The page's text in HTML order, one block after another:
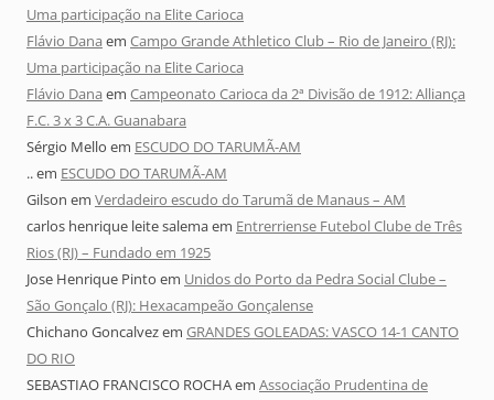
Uma participação na Elite Carioca
Flávio Dana em Campo Grande Athletico Club – Rio de Janeiro (RJ):
Uma participação na Elite Carioca
Flávio Dana em Campeonato Carioca da 2ª Divisão de 1912: Alliança
F.C. 3 x 3 C.A. Guanabara
Sérgio Mello em ESCUDO DO TARUMÃ-AM
..em ESCUDO DO TARUMÃ-AM
Gilson em Verdadeiro escudo do Tarumã de Manaus – AM
carlos henrique leite salemaem Entrerriense Futebol Clube de Três
Rios (RJ) – Fundado em 1925
Jose Henrique Pinto em Unidos do Porto da Pedra Social Clube –
São Gonçalo (RJ): Hexacampeão Gonçalense
Chichano Goncalvezem GRANDES GOLEADAS: VASCO 14-1 CANTO
DO RIO
SEBASTIAO FRANCISCO ROCHAem Associação Prudentina de